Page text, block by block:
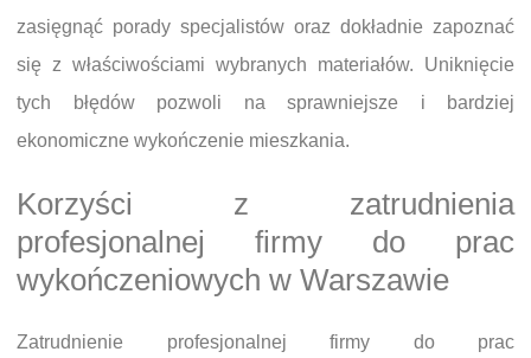
zasięgnąć porady specjalistów oraz dokładnie zapoznać
się z właściwościami wybranych materiałów. Uniknięcie
tych błędów pozwoli na sprawniejsze i bardziej
ekonomiczne wykończenie mieszkania.
Korzyści z zatrudnienia
profesjonalnej firmy do prac
wykończeniowych w Warszawie
Zatrudnienie profesjonalnej firmy do prac